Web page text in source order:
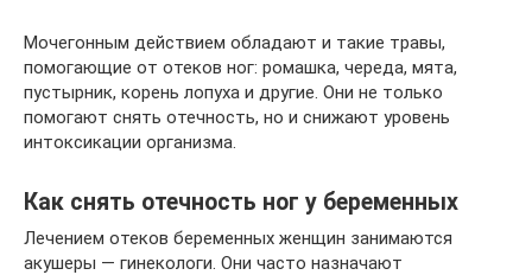
Мочегонным действием обладают и такие травы,
помогающие от отеков ног: ромашка, череда, мята,
пустырник, корень лопуха и другие. Они не только
помогают снять отечность, но и снижают уровень
интоксикации организма.
Как снять отечность ног у беременных
Лечением отеков беременных женщин занимаются
акушеры — гинекологи. Они часто назначают